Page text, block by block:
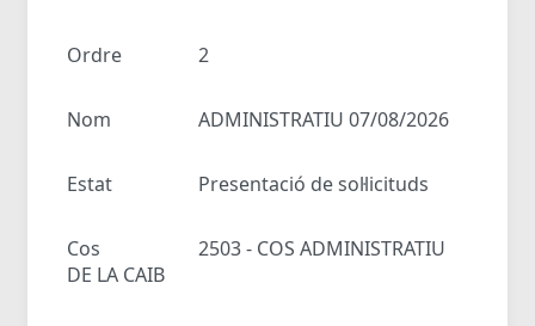
Ordre 2
Nom ADMINISTRATIU 07/08/2026
Estat Presentació de sol·licituds
Cos
2503 - COS ADMINISTRATIU
DE LA CAIB